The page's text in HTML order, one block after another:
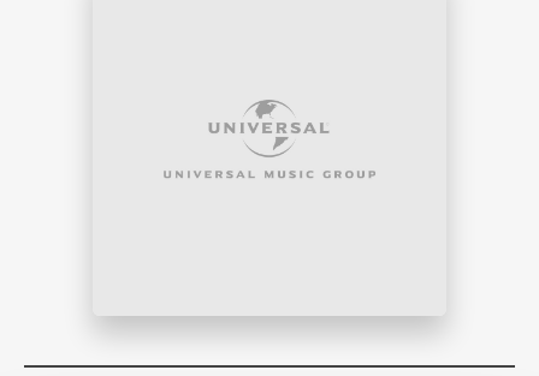
TOUR
NEWS